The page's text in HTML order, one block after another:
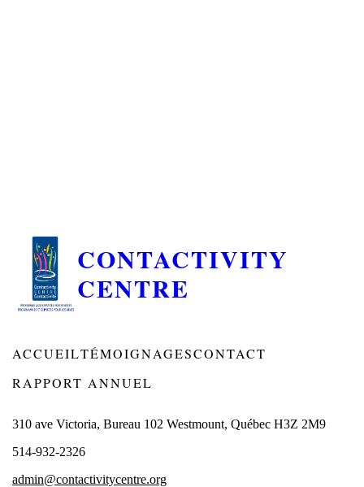
CONTACTIVITY
CENTRE
ACCUEILTÉMOIGNAGESCONTACT
RAPPORT ANNUEL
310 ave Victoria, Bureau 102 Westmount, Québec H3Z 2M9
514-932-2326
admin@contactivitycentre.org